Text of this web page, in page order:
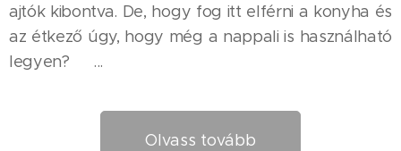
ajtók kibontva. De, hogy fog itt elférni a konyha és
az étkező úgy, hogy még a nappali is használható
legyen? 🤔...
Olvass tovább